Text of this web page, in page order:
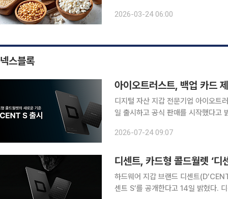
2026-03-24 06:00
넥스블록
아이오트러스트, 백업 카드
디지털 자산 지갑 전문기업 아이오트
일 출시하고 공식 판매를 시작했다고
점을 맞췄다. 디센트 S는 평소
2026-07-24 09:07
디센트, 카드형 콜드월렛 ‘
하드웨어 지갑 브랜드 디센트
센트 S’를 공개한다고 14일 밝혔다. 디센트